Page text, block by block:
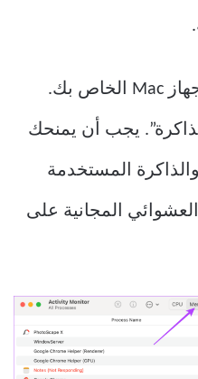
افتح مراقب النشاط على جهاز Mac الخاص بك.
يجب أن يمنحك
والذاكرة المستخدمة
المجانية على